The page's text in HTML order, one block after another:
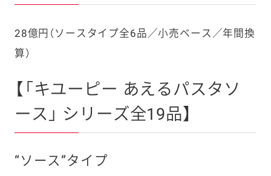
28億円（ソースタイプ全6品／小売ベース／年間換
算）
【「キユーピー あえるパスタソ
ース」 シリーズ全19品】
“ソース”タイプ